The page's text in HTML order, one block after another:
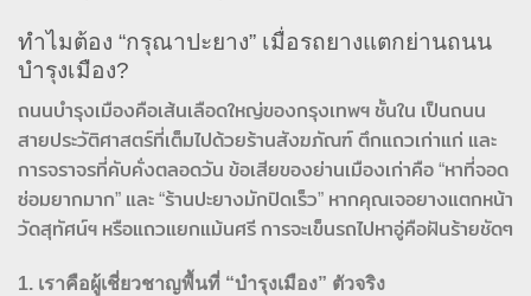
ทำไมต้อง “กรุณาปะยาง” เมื่อรถยางแตกย่านถนน
บำรุงเมือง?
ถนนบำรุงเมืองคือเส้นเลือดใหญ่ของกรุงเทพฯ ชั้นใน เป็นถนน
สายประวัติศาสตร์ที่เต็มไปด้วยร้านสังฆภัณฑ์ ตึกแถวเก่าแก่ และ
การจราจรที่คับคั่งตลอดวัน ข้อเสียของย่านเมืองเก่าคือ “หาที่จอด
ซ่อมยากมาก” และ “ร้านปะยางมักปิดเร็ว” หากคุณเจอยางแตกหน้า
วัดสุทัศน์ฯ หรือแถวแยกแม้นศรี การจะเข็นรถไปหาอู่คือฝันร้ายชัดๆ
1. เราคือผู้เชี่ยวชาญพื้นที่ “บำรุงเมือง” ตัวจริง